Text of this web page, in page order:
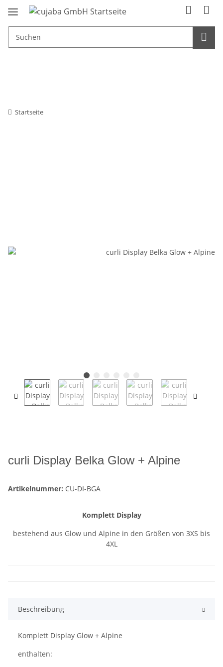
Startseite
curli Display Belka Glow + Alpine
Artikelnummer: CU-DI-BGA
Komplett Display
bestehend aus Glow und Alpine in den Größen von 3XS bis
4XL
Beschreibung
Komplett Display Glow + Alpine
enthalten: